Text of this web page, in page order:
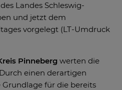
Landes Schleswig-
und jetzt dem
vorgelegt (LT-Umdruck
Pinneberg werten die
einen derartigen
für die bereits